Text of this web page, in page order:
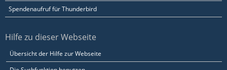
Spendenaufruf für Thunderbird
Hilfe zu dieser Webseite
Übersicht der Hilfe zur Webseite